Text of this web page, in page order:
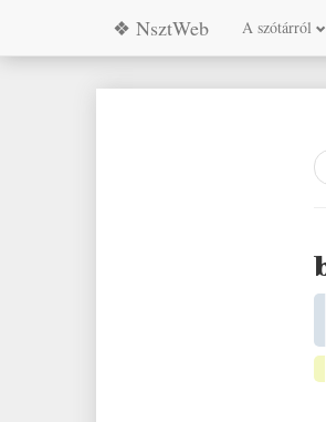
❖ NsztWeb A szótárról